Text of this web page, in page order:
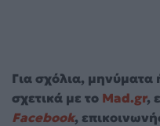
Για σχόλια,
σχετικά με το Mad.gr,
Facebook,